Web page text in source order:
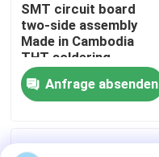
Kontakt
Nachrichten
SMT circuit board
two-side assembly
Made in Cambodia
THT soldering
Anfrage absenden